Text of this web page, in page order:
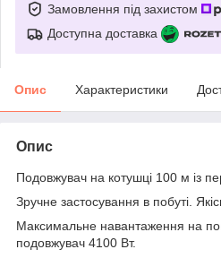
Замовлення під захистом
Доступна доставка
Опис Характеристики
Опис
Подовжувач на котушці 100 м із
Зручне застосування в побуті.
Максимальне навантаження на
подовжувач 4100 Вт.